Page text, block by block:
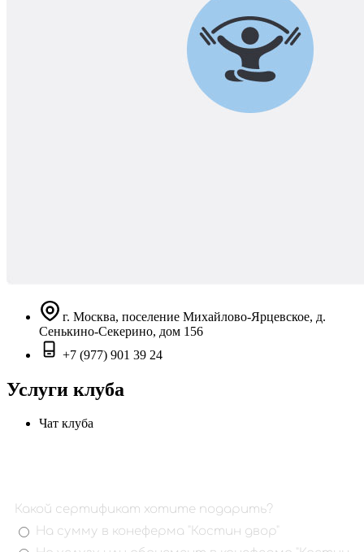
г. Москва, поселение Михайлово-Ярцевское, д.
Сенькино-Секерино, дом 156
+7 (977) 901 39 24
Услуги клуба
Чат клуба